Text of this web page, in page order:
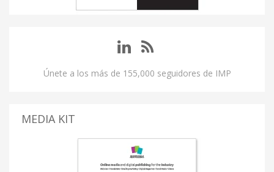
Únete a los más de 155,000 seguidores de IMP
MEDIA KIT